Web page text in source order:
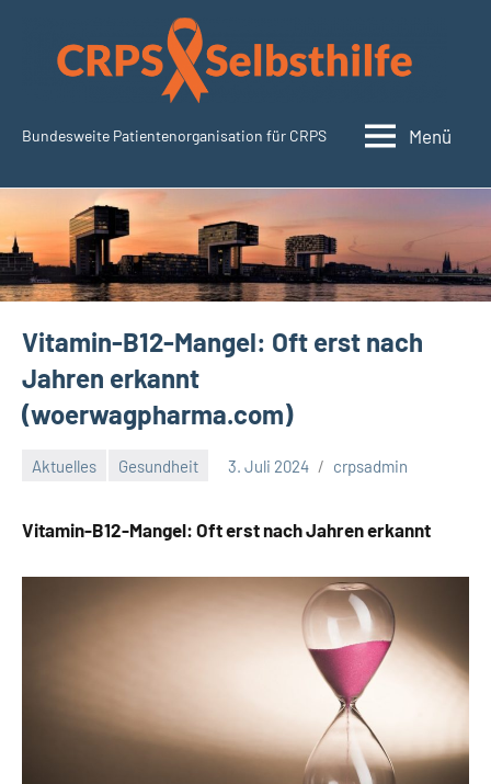
springen
CRPSSelbsthilfe.org
Bundesweite Patientenorganisation für CRPS Menü
Vitamin-B12-Mangel: Oft erst nach
Jahren erkannt
(woerwagpharma.com)
Aktuelles Gesundheit 3. Juli 2024 crpsadmin
Vitamin-B12-Mangel: Oft erst nach Jahren erkannt